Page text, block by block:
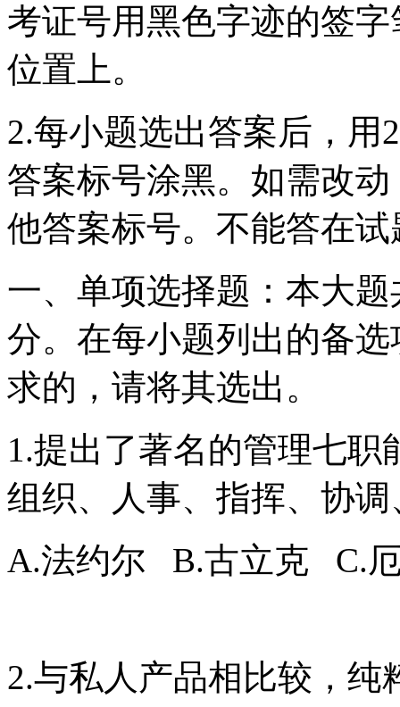
考证号用黑色字迹的签
位置上。
2.每小题选出答案后，用
答案标号涂黑。如需改
他答案标号。不能答在
一、单项选择题：本大
分。在每小题列出的备
求的，请将其选出。
1.提出了著名的管理七
组织、人事、指挥、协
A.法约尔 B.古立克 C.
2.与私人产品相比较，纯